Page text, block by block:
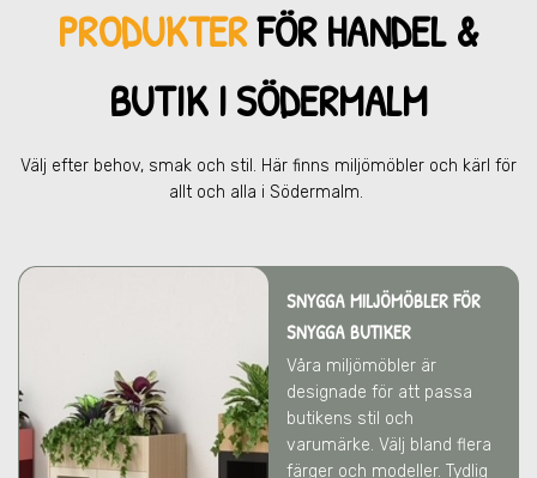
PRODUKTERFÖR HANDEL &
BUTIK I SÖDERMALM
Välj efter behov, smak och stil. Här finns miljömöbler och kärl för
allt och alla i Södermalm.
SNYGGA MILJÖMÖBLER FÖR
SNYGGA BUTIKER
Våra miljömöbler är
designade för att passa
butikens stil och
varumärke. Välj bland flera
färger och modeller. Tydlig